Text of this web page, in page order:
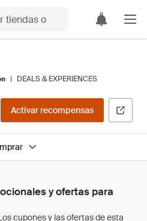
| DEALS & EXPERIENCES
Activar recompensas
y ofertas para